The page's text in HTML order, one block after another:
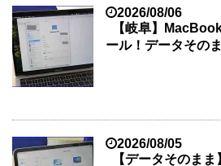
2026/08/06
【岐阜】
ール！データその
2026/08/05
【データそのま